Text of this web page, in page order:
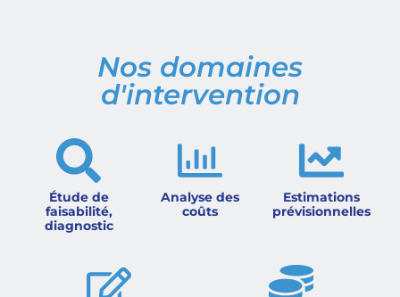
Nos domaines
d'intervention
Étude de
faisabilité,
diagnostic
Analyse des
coûts
Estimations
prévisionnelles